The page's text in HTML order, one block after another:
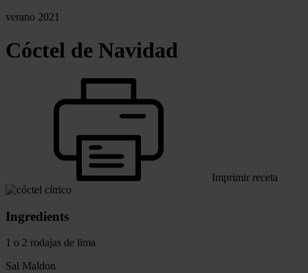
verano 2021
Cóctel de Navidad
Imprimir receta
Ingredients
1 o 2 rodajas de lima
Sal Maldon